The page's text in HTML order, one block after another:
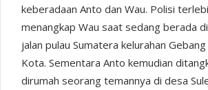
keberadaan Anto dan Wau. Polisi
menangkap Wau saat sedang berada
jalan pulau Sumatera kelurahan
Kota. Sementara Anto kemudian
dirumah seorang temannya di desa